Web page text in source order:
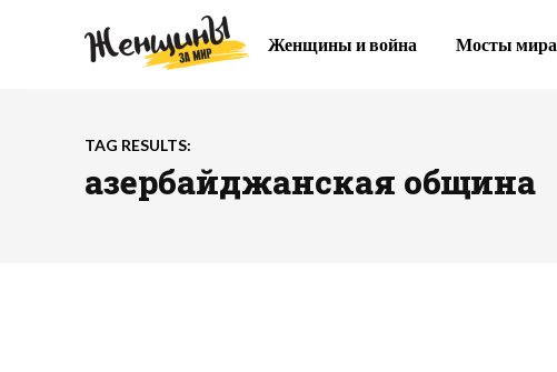
Женщины и война Мосты мира
TAG RESULTS:
азербайджанская община